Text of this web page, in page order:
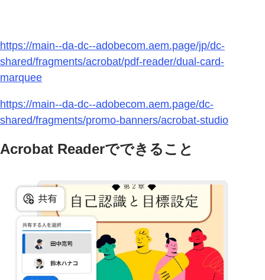
https://main--da-dc--adobecom.aem.page/jp/dc-
shared/fragments/acrobat/pdf-reader/dual-card-
marquee
https://main--da-dc--adobecom.aem.page/dc-
shared/fragments/promo-banners/acrobat-studio
Acrobat Readerでできること